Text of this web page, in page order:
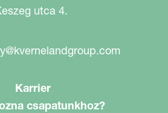
utca 4.
Karrier
csapatunkhoz?